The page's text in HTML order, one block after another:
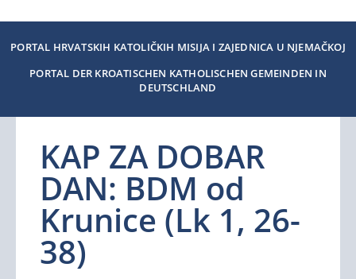
PORTAL HRVATSKIH KATOLIČKIH MISIJA I ZAJEDNICA U NJEMAČKOJ
PORTAL DER KROATISCHEN KATHOLISCHEN GEMEINDEN IN
DEUTSCHLAND
KAP ZA DOBAR
DAN: BDM od
Krunice (Lk 1, 26-
38)